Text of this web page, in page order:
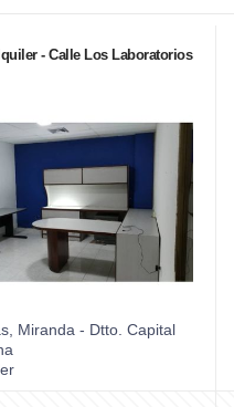
- Calle Los Laboratorios
Miranda - Dtto. Capital